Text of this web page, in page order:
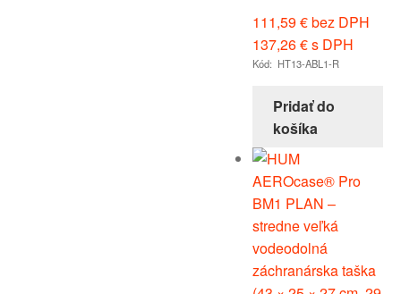
111,59€bez DPH
137,26€s DPH
Kód: HT13-ABL1-R
Pridať do
košíka